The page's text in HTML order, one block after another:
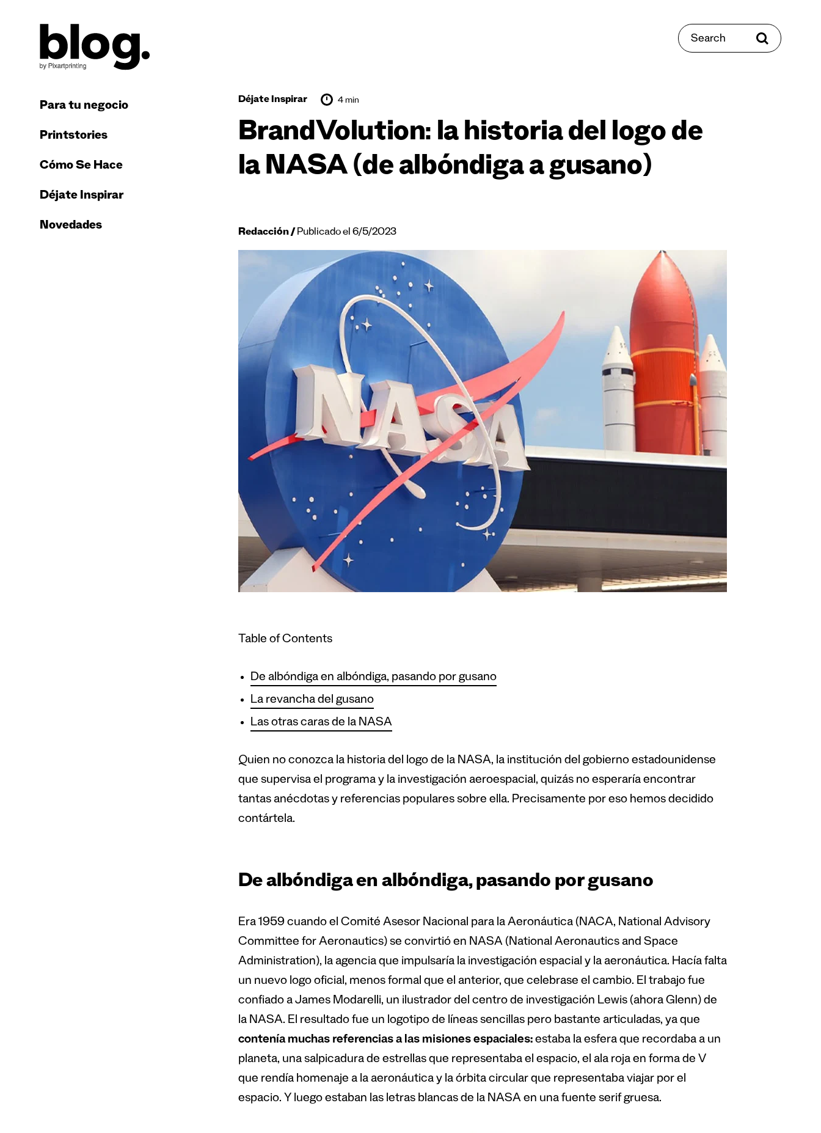
Para tu negocio
Printstories
Cómo Se Hace
Déjate Inspirar
Novedades
Search
Déjate Inspirar 4 min
BrandVolution: la historia del logo de
la NASA (de albóndiga a gusano)
Redacción Publicado el 6/5/2023
Table of Contents
De albóndiga en albóndiga, pasando por gusano
La revancha del gusano
Las otras caras de la NASA
Quien no conozca la historia del logo de la NASA, la institución del gobierno estadounidense
que supervisa el programa y la investigación aeroespacial, quizás no esperaría encontrar
tantas anécdotas y referencias populares sobre ella. Precisamente por eso hemos decidido
contártela.
De albóndiga en albóndiga, pasando por gusano
Era 1959 cuando el Comité Asesor Nacional para la Aeronáutica (NACA, National Advisory
Committee for Aeronautics) se convirtió en NASA (National Aeronautics and Space
Administration), la agencia que impulsaría la investigación espacial y la aeronáutica. Hacía falta
un nuevo logo oficial, menos formal que el anterior, que celebrase el cambio. El trabajo fue
confiado a James Modarelli, un ilustrador del centro de investigación Lewis (ahora Glenn) de
la NASA. El resultado fue un logotipo de líneas sencillas pero bastante articuladas, ya que
contenía muchas referencias a las misiones espaciales:estaba la esfera que recordaba a un
planeta, una salpicadura de estrellas que representaba el espacio, el ala roja en forma de V
que rendía homenaje a la aeronáutica y la órbita circular que representaba viajar por el
espacio. Y luego estaban las letras blancas de la NASA en una fuente serif gruesa.